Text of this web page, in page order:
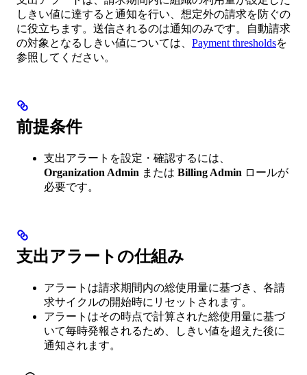
しきい値に達すると通知を行い、想定外の請求を防ぐの
に役立ちます。送信されるのは通知のみです。自動請求
の対象となるしきい値については、 Payment thresholdsを
参照してください。
前提条件
支出アラートを設定・確認するには、
Organization Admin または Billing Admin ロールが
必要です。
支出アラートの仕組み
アラートは請求期間内の総使用量に基づき、各請
求サイクルの開始時にリセットされます。
アラートはその時点で計算された総使用量に基づ
いて毎時発報されるため、しきい値を超えた後に
通知されます。